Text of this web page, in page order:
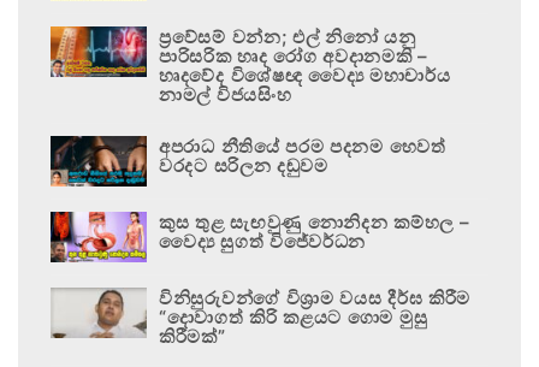
ප්‍රවේසම් වන්න; එල් නිනෝ යනු
පාරිසරික හෘද රෝග අවදානමකි –
හෘදවේද විශේෂඥ වෛද්‍ය මහාචාර්ය
නාමල් විජයසිංහ
අපරාධ නීතියේ පරම පදනම හෙවත්
වරදට සරිලන දඬුවම
කුස තුළ සැඟවුණු නොනිදන කම්හල –
වෛද්‍ය සුගත් විජේවර්ධන
විනිසුරුවන්ගේ විශ්‍රාම වයස දීර්ඝ කිරීම
“දොවාගත් කිරි කළයට ගොම මුසු
කිරීමක්”